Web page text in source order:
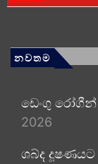
නවතම
ඩෙංගු රෝගීන්
2026
ශබ්ද